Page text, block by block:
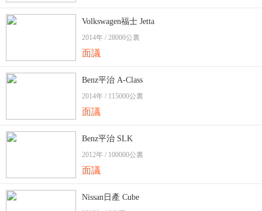
Volkswagen福士 Jetta
2014年 / 28000公裏
面議
Benz平治 A-Class
2014年 / 115000公裏
面議
Benz平治 SLK
2012年 / 100000公裏
面議
Nissan日產 Cube